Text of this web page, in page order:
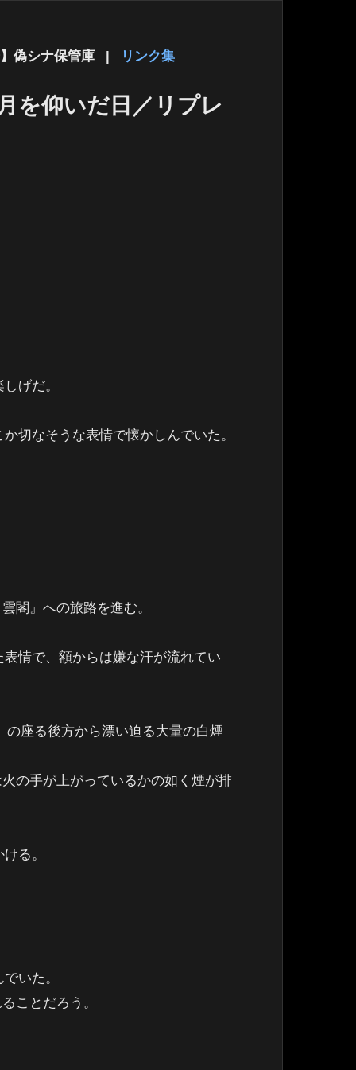
偽シナ保管庫 | リンク集
を仰いだ日／リプレ
げだ。
切なそうな表情で懐かしんでいた。
閣』への旅路を進む。
情で、額からは嫌な汗が流れてい
の座る後方から漂い迫る大量の白煙
の手が上がっているかの如く煙が排
る。
いた。
ことだろう。